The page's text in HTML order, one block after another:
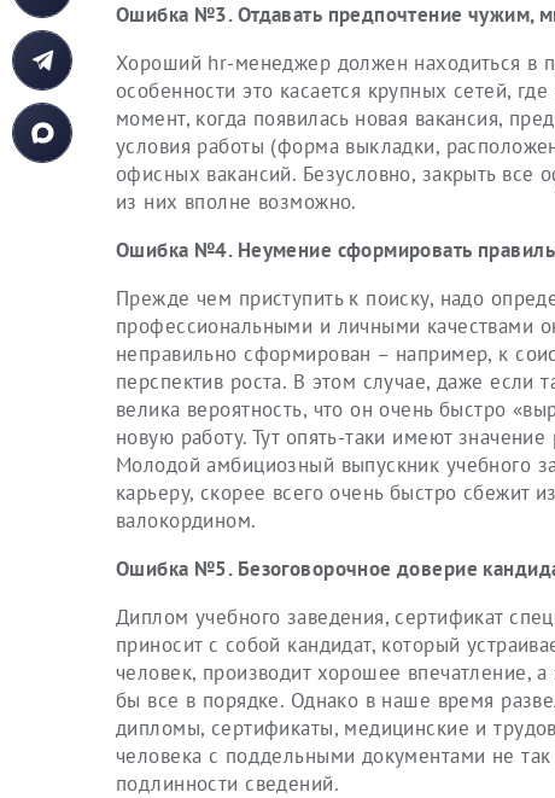
Ошибка №3. Отдавать предпочтение чужим,
Хороший hr-менеджер должен находиться в
особенности это касается крупных сетей,
момент, когда появилась новая вакансия,
условия работы (форма выкладки,
офисных вакансий. Безусловно, закрыть все
из них вполне возможно.
Ошибка №4. Неумение сформировать
Прежде чем приступить к поиску, надо
профессиональными и личными качествами
неправильно сформирован – например, к
перспектив роста. В этом случае, даже если
велика вероятность, что он очень быстро
новую работу. Тут опять-таки имеют
Молодой амбициозный выпускник учебного
карьеру, скорее всего очень быстро сбежит
валокордином.
Ошибка №5. Безоговорочное доверие
Диплом учебного заведения, сертификат
приносит с собой кандидат, который
человек, производит хорошее впечатление,
бы все в порядке. Однако в наше время
дипломы, сертификаты, медицинские и
человека с поддельными документами не
подлинности сведений.